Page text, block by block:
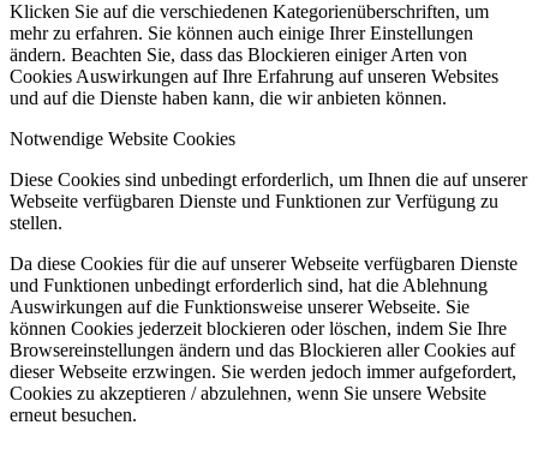
Klicken Sie auf die verschiedenen Kategorienüberschriften, um
mehr zu erfahren. Sie können auch einige Ihrer Einstellungen
ändern. Beachten Sie, dass das Blockieren einiger Arten von
Cookies Auswirkungen auf Ihre Erfahrung auf unseren Websites
und auf die Dienste haben kann, die wir anbieten können.
Notwendige Website Cookies
Diese Cookies sind unbedingt erforderlich, um Ihnen die auf unserer
Webseite verfügbaren Dienste und Funktionen zur Verfügung zu
stellen.
Da diese Cookies für die auf unserer Webseite verfügbaren Dienste
und Funktionen unbedingt erforderlich sind, hat die Ablehnung
Auswirkungen auf die Funktionsweise unserer Webseite. Sie
können Cookies jederzeit blockieren oder löschen, indem Sie Ihre
Browsereinstellungen ändern und das Blockieren aller Cookies auf
dieser Webseite erzwingen. Sie werden jedoch immer aufgefordert,
Cookies zu akzeptieren / abzulehnen, wenn Sie unsere Website
erneut besuchen.